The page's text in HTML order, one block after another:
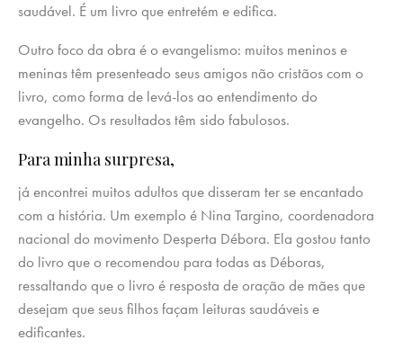
saudável. É um livro que entretém e edifica.
Outro foco da obra é o evangelismo: muitos meninos e
meninas têm presenteado seus amigos não cristãos com o
livro, como forma de levá-los ao entendimento do
evangelho. Os resultados têm sido fabulosos.
Para minha surpresa,
já encontrei muitos adultos que disseram ter se encantado
com a história. Um exemplo é Nina Targino, coordenadora
nacional do movimento Desperta Débora. Ela gostou tanto
do livro que o recomendou para todas as Déboras,
ressaltando que o livro é resposta de oração de mães que
desejam que seus filhos façam leituras saudáveis e
edificantes.